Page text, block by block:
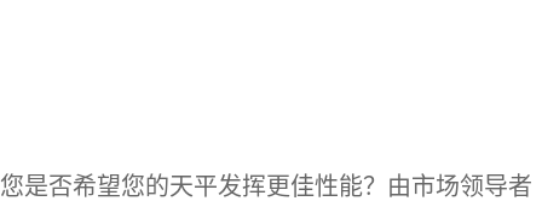
您是否希望您的天平发挥更佳性能？由市场领导者